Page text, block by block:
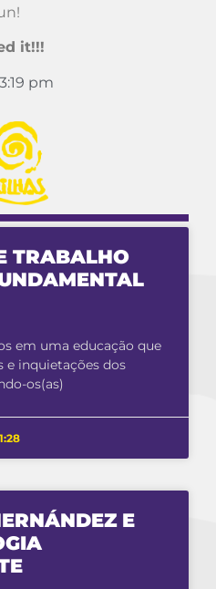
it!!!
3:19 pm
TRABALHO
em uma educação que
e inquietações dos
os(as)
E